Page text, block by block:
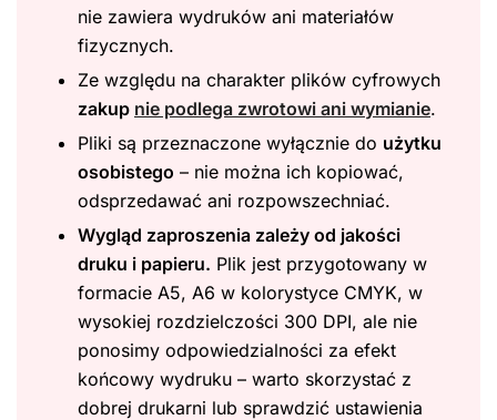
nie zawiera wydruków ani materiałów
fizycznych.
Ze względu na charakter plików cyfrowych
zakup nie podlega zwrotowi ani wymianie.
Pliki są przeznaczone wyłącznie do użytku
osobistego – nie można ich kopiować,
odsprzedawać ani rozpowszechniać.
Wygląd zaproszenia zależy od jakości
druku i papieru. Plik jest przygotowany w
formacie A5, A6 w kolorystyce CMYK, w
wysokiej rozdzielczości 300 DPI, ale nie
ponosimy odpowiedzialności za efekt
końcowy wydruku – warto skorzystać z
dobrej drukarni lub sprawdzić ustawienia